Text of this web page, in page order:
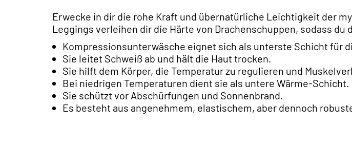
Erwecke in dir die rohe Kraft und übernatürliche Leichtigkeit der
Leggings verleihen dir die Härte von Drachenschuppen, sodass
Kompressionsunterwäsche eignet sich als unterste Schicht für
Sie leitet Schweiß ab und hält die Haut trocken.
Sie hilft dem Körper, die Temperatur zu regulieren und
Bei niedrigen Temperaturen dient sie als untere Wärme-Schicht.
Sie schützt vor Abschürfungen und Sonnenbrand.
Es besteht aus angenehmem, elastischem, aber dennoch